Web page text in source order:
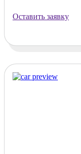
Оставить заявку